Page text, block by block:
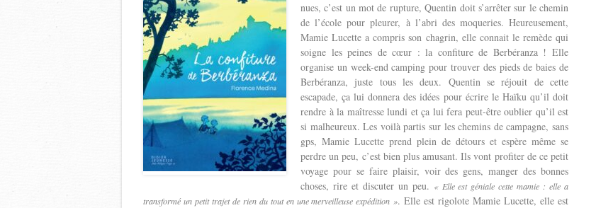
nues, c’est un mot de rupture, Quentin doit s’arrêter sur le chemin
de l’école pour pleurer, à l’abri des moqueries. Heureusement,
Mamie Lucette a compris son chagrin, elle connait le remède qui
soigne les peines de cœur : la confiture de Berbéranza ! Elle
organise un week-end camping pour trouver des pieds de baies de
Berbéranza, juste tous les deux. Quentin se réjouit de cette
escapade, ça lui donnera des idées pour écrire le Haïku qu’il doit
rendre à la maîtresse lundi et ça lui fera peut-être oublier qu’il est
si malheureux. Les voilà partis sur les chemins de campagne, sans
gps, Mamie Lucette prend plein de détours et espère même se
perdre un peu, c’est bien plus amusant. Ils vont profiter de ce petit
voyage pour se faire plaisir, voir des gens, manger des bonnes
choses, rire et discuter un peu. « Elle est géniale cette mamie : elle a
transformé un petit trajet de rien du tout en une merveilleuse expédition ». Elle est rigolote Mamie Lucette, elle est